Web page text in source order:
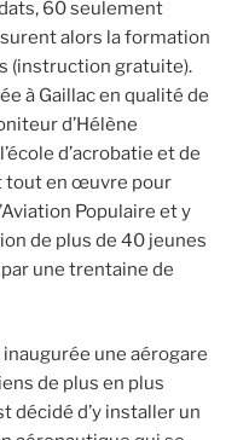
60 seulement
alors la formation
(instruction gratuite).
à Gaillac en qualité de
d’Hélène
d’acrobatie et de
tout en œuvre pour
Populaire et y
de plus de 40 jeunes
une trentaine de
une aérogare
de plus en plus
décidé d’y installer un